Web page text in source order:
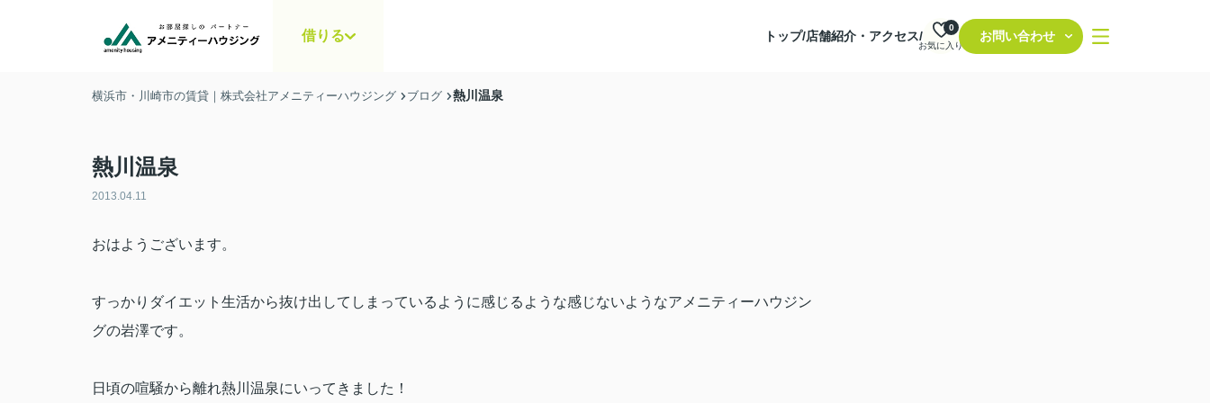
借りる トップ/店舗紹介・アクセス/
お気に入り
0
お問い合わせ
横浜市・川崎市の賃貸｜株式会社アメニティーハウジング ブログ 熱川温泉
熱川温泉
2013.04.11
おはようございます。
すっかりダイエット生活から抜け出してしまっているように感じるような感じないようなアメニティーハウジン
グの岩澤です。
日頃の喧騒から離れ熱川温泉にいってきました！